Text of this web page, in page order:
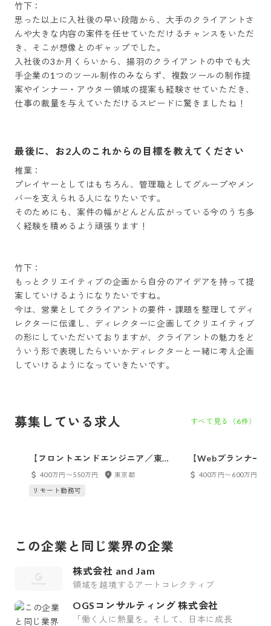
竹下：
思った以上に入社後の早い段階から、大手のクライアントさ
んや大きな内容の案件を任せていただけるチャンスをいただ
き、そこが想像とのギャップでした。
入社後の3か月くらいから、揚羽のクライアントの中でも大
手企業の1つのツール制作のみならず、複数ツールの制作提
案やインナー・アウター領域の提案も経験させていただき、
仕事の裁量を与えていただけるスピードに驚きましたね！
最後に、お2人のこれからの目標を教えてください
椎葉：
プレイヤーとしてはもちろん、管理職としてグループやメン
バーを支えられる人になりたいです。
そのためにも、案件の幅がどんどん広がっている今のうち多
く経験を積めるよう頑張ります！
竹下：
もっとクリエイティブの企画から自分のアイデアを持って提
案していけるようになりたいですね。
今は、営業としてクライアントの要件・課題を整理してディ
レクターに伝達し、ディレクターに企画してクリエイティブ
の形にしていただいておりますが、クライアントの魅力をど
ういう形で表現したらいいかディレクターと一緒に考え企画
していけるようになっていきたいです。
募集している求人 すべて見る（ 6件）
【フロントエンドエンジニア／東
京】90％以上が直接取引×大手クライ
アント ／映文連アワード、日本BtoB
400万円〜550万円
東京都
リモート勤務可
【Webプランナー
ディングを支援！
400万円〜600万円
この企業と同じ業界の企業
株式会社 and Jam
領域を越境するアートコレクティブ
OGSコンサルティング 株式会社
「働く人に熱量を。そして、日本に成長